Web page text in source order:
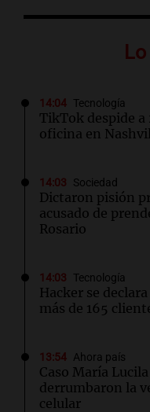
14:04 Tecnología
TikTok despide a
oficina en
14:03 Sociedad
Dictaron pisión
acusado de
Rosario
14:03 Tecnología
Hacker se
más de 165
13:54 Ahora país
Caso María
derrumbaron la
celular